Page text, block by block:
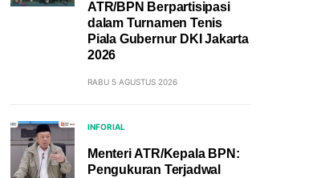
ATR/BPN Berpartisipasi
dalam Turnamen Tenis
Piala Gubernur DKI Jakarta
2026
RABU 5 AGUSTUS 2026
INFORIAL
Menteri ATR/Kepala BPN:
Pengukuran Terjadwal